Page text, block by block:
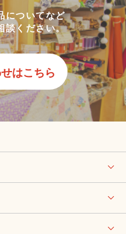
についてなど
談ください。
はこちら